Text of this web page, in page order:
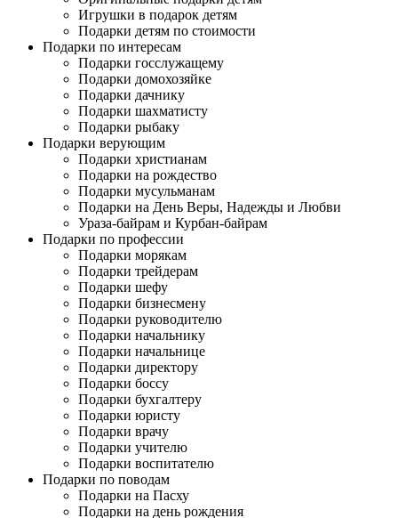
Игрушки в подарок детям
Подарки детям по стоимости
Подарки по интересам
Подарки госслужащему
Подарки домохозяйке
Подарки дачнику
Подарки шахматисту
Подарки рыбаку
Подарки верующим
Подарки христианам
Подарки на рождество
Подарки мусульманам
Подарки на День Веры, Надежды и Любви
Ураза-байрам и Курбан-байрам
Подарки по профессии
Подарки морякам
Подарки трейдерам
Подарки шефу
Подарки бизнесмену
Подарки руководителю
Подарки начальнику
Подарки начальнице
Подарки директору
Подарки боссу
Подарки бухгалтеру
Подарки юристу
Подарки врачу
Подарки учителю
Подарки воспитателю
Подарки по поводам
Подарки на Пасху
Подарки на день рождения